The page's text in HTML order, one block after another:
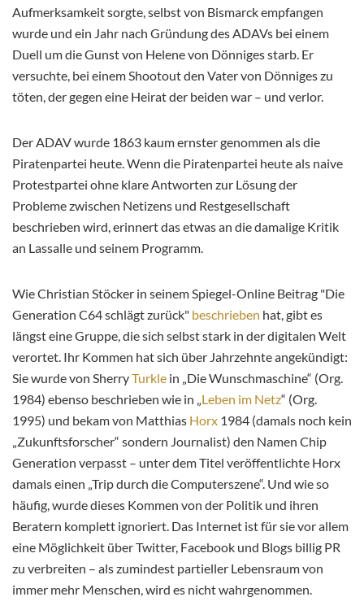
Aufmerksamkeit sorgte, selbst von Bismarck empfangen
wurde und ein Jahr nach Gründung des ADAVs bei einem
Duell um die Gunst von Helene von Dönniges starb. Er
versuchte, bei einem Shootout den Vater von Dönniges zu
töten, der gegen eine Heirat der beiden war – und verlor.
Der ADAV wurde 1863 kaum ernster genommen als die
Piratenpartei heute. Wenn die Piratenpartei heute als naive
Protestpartei ohne klare Antworten zur Lösung der
Probleme zwischen Netizens und Restgesellschaft
beschrieben wird, erinnert das etwas an die damalige Kritik
an Lassalle und seinem Programm.
Wie Christian Stöcker in seinem Spiegel-Online Beitrag "Die
Generation C64 schlägt zurück" beschrieben hat, gibt es
längst eine Gruppe, die sich selbst stark in der digitalen Welt
verortet. Ihr Kommen hat sich über Jahrzehnte angekündigt:
Sie wurde von SherryTurkle in „Die Wunschmaschine“ (Org.
1984) ebenso beschrieben wie in „Leben im Netz“ (Org.
1995) und bekam von Matthias Horx 1984 (damals noch kein
„Zukunftsforscher“ sondern Journalist) den Namen Chip
Generation verpasst – unter dem Titel veröffentlichte Horx
damals einen „Trip durch die Computerszene“. Und wie so
häufig, wurde dieses Kommen von der Politik und ihren
Beratern komplett ignoriert. Das Internet ist für sie vor allem
eine Möglichkeit über Twitter, Facebook und Blogs billig PR
zu verbreiten – als zumindest partieller Lebensraum von
immer mehr Menschen, wird es nicht wahrgenommen.